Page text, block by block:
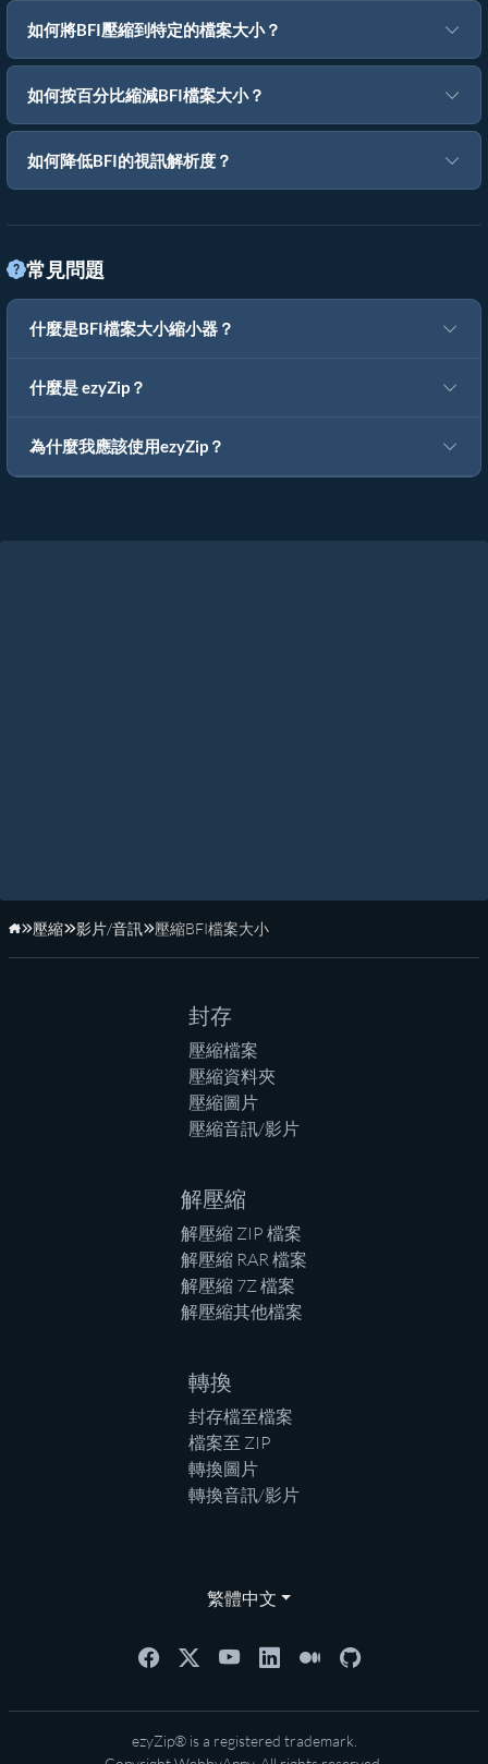
如何將BFI壓縮到特定的檔案大小？
如何按百分比縮減BFI檔案大小？
如何降低BFI的視訊解析度？
常見問題
什麼是BFI檔案大小縮小器？
什麼是 ezyZip？
為什麼我應該使用ezyZip？
首頁
壓縮 影片/音訊 壓縮BFI檔案大小
封存
壓縮檔案
壓縮資料夾
壓縮圖片
壓縮音訊/影片
解壓縮
解壓縮 ZIP 檔案
解壓縮 RAR 檔案
解壓縮 7Z 檔案
解壓縮其他檔案
轉換
封存檔至檔案
檔案至 ZIP
轉換圖片
轉換音訊/影片
繁體中文
ezyZip® is a registered trademark.